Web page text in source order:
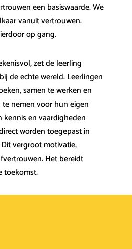
een basiswaarde. We
vanuit vertrouwen.
op gang.
zet de leerling
de echte wereld. Leerlingen
samen te werken en
nemen voor hun eigen
kennis en vaardigheden
worden toegepast in
vergroot motivatie,
Het bereidt
toekomst.